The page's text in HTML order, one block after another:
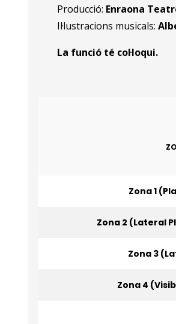
Producció: Enraona
Il·lustracions musicals:
La funció té col·loqui.
Zona 1
Zona 2 (Lateral
Zona 3
Zona 4